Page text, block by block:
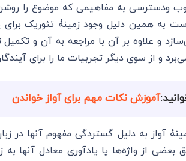
ودسترسی به مفاهیمی که موضوع را
به همین دلیل وجود زمینۀ تئوریک
و علاوه بر آن با مراجعه به آن و
و از سوی دیگر تجربیات ما را برای
آموزش نکات مهم برای آواز خواندن
آواز به دلیل گستردگی مفهوم آنها در
از واژه‌ها یا یادآوری معادل آنها